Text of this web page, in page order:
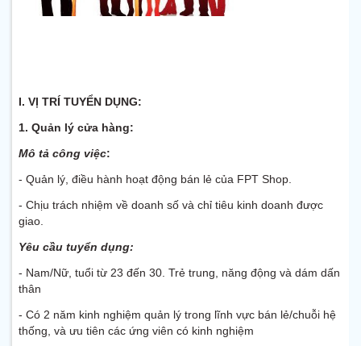
I. VỊ TRÍ TUYỂN DỤNG:
1. Quản lý cửa hàng:
Mô tả công việc:
- Quản lý, điều hành hoạt động bán lẻ của FPT Shop.
- Chịu trách nhiệm về doanh số và chỉ tiêu kinh doanh được
giao.
Yêu cầu tuyển dụng:
- Nam/Nữ, tuổi từ 23 đến 30. Trẻ trung, năng động và dám dấn
thân
- Có 2 năm kinh nghiệm quản lý trong lĩnh vực bán lẻ/chuỗi hệ
thống, và ưu tiên các ứng viên có kinh nghiệm